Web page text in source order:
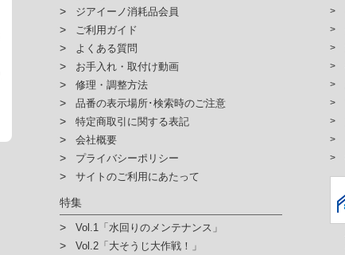
ジアイーノ消耗品会員
ご利用ガイド
よくある質問
お手入れ・取付け動画
修理・調整方法
品番の表示場所･検索時のご注意
特定商取引に関する表記
会社概要
プライバシーポリシー
サイトのご利用にあたって
特集
Vol.1「水回りのメンテナンス」
Vol.2「大そうじ大作戦！」